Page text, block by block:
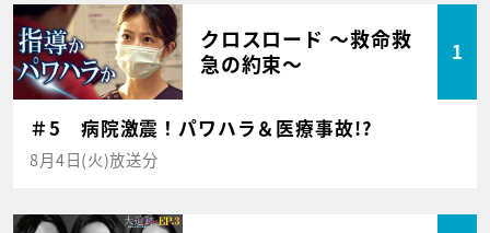
クロスロード ～救命救
急の約束～
1
＃5 病院激震！パワハラ＆医療事故!?
8月4日(火)放送分